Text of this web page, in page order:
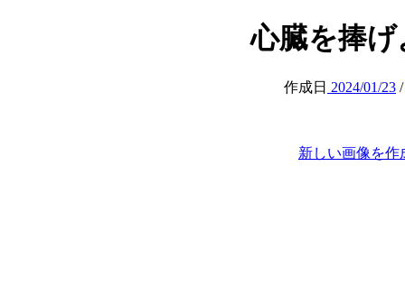
心臓を捧
作成日 2024/01/23
新しい画像を作